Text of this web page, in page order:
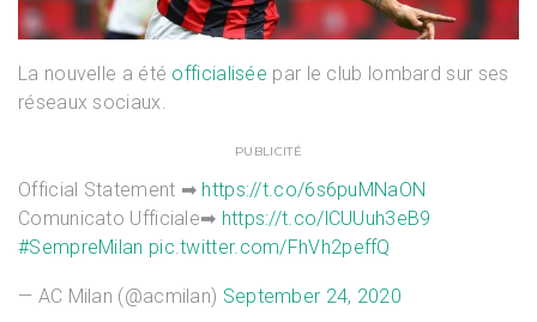
La nouvelle a été officialisée par le club lombard sur ses
réseaux sociaux.
PUBLICITÉ
Official Statement ➡ https://t.co/6s6puMNaON
Comunicato Ufficiale➡ https://t.co/lCUUuh3eB9
#SempreMilan pic.twitter.com/FhVh2peffQ
— AC Milan (@acmilan) September 24, 2020